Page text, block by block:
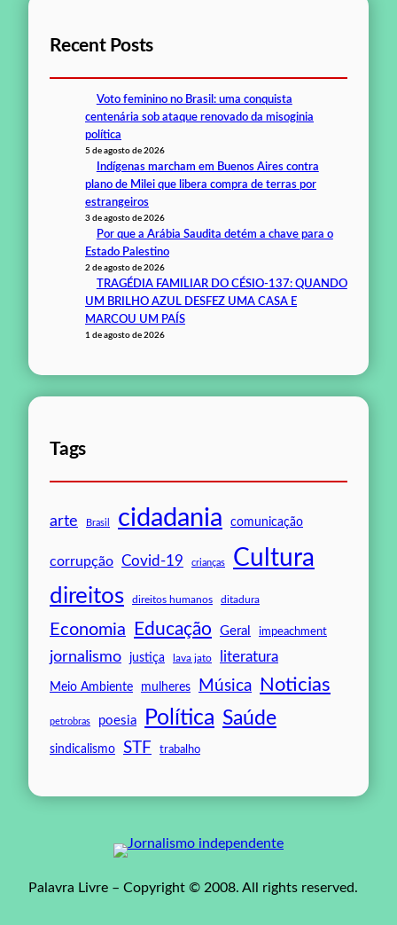
Recent Posts
Voto feminino no Brasil: uma conquista
centenária sob ataque renovado da misoginia
política
5 de agosto de 2026
Indígenas marcham em Buenos Aires contra
plano de Milei que libera compra de terras por
estrangeiros
3 de agosto de 2026
Por que a Arábia Saudita detém a chave para o
Estado Palestino
2 de agosto de 2026
TRAGÉDIA FAMILIAR DO CÉSIO-137: QUANDO
UM BRILHO AZUL DESFEZ UMA CASA E
MARCOU UM PAÍS
1 de agosto de 2026
Tags
arte Brasil cidadania comunicação
corrupção Covid-19 crianças Cultura
direitos direitos humanos ditadura
Economia Educação Geral impeachment
jornalismo justiça lava jato literatura
Meio Ambiente mulheres Música Noticias
petrobras poesia Política Saúde
sindicalismo STF trabalho
Palavra Livre – Copyright © 2008. All rights reserved.